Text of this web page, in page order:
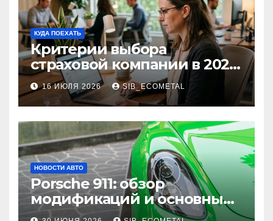
КУДА ПОЕХАТЬ
Критерии выбора
страховой компании в 2026
году: надежность и
реальные отзывы о
выплатах
16 ИЮЛЯ 2026 SIB_ECOMETAL
НОВОСТИ АВТО
Porsche 911: обзор
модификаций и основные
характеристики